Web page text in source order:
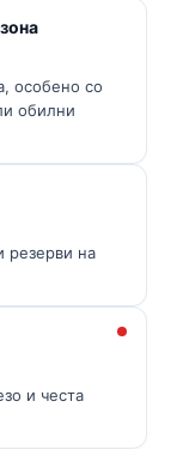
особено со
обилни
резерви на
и честа